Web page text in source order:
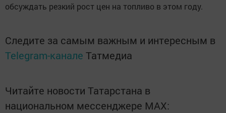
обсуждать резкий рост цен на топливо в этом году.
Следите за самым важным и интересным в
Telegram-канале Татмедиа
Читайте новости Татарстана в
национальном мессенджере MАХ: